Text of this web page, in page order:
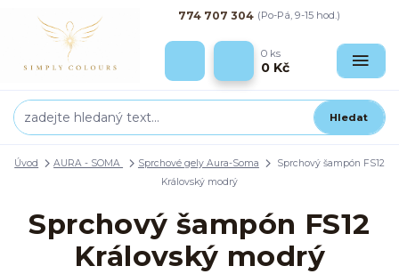
Hledat
774 707 304 (Po-Pá, 9-15 hod.)
0 ks
0 Kč
Úvod AURA - SOMA Sprchové gely Aura-Soma
Sprchový šampón FS12
Královský modrý
Sprchový šampón FS12
Královský modrý